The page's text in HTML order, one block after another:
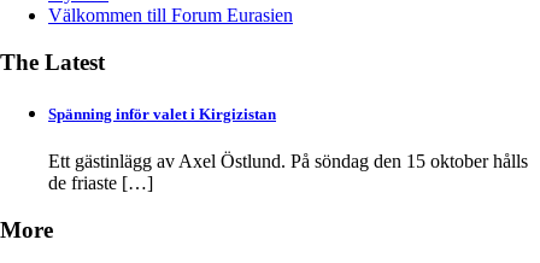
Välkommen till Forum Eurasien
The Latest
Spänning inför valet i Kirgizistan
Ett gästinlägg av Axel Östlund. På söndag den 15 oktober hålls
de friaste […]
More